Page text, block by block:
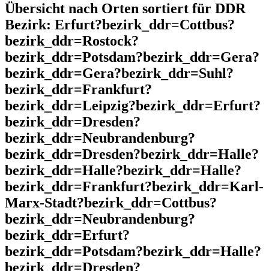
Übersicht nach Orten sortiert für DDR
Bezirk: Erfurt?bezirk_ddr=Cottbus?
bezirk_ddr=Rostock?
bezirk_ddr=Potsdam?bezirk_ddr=Gera?
bezirk_ddr=Gera?bezirk_ddr=Suhl?
bezirk_ddr=Frankfurt?
bezirk_ddr=Leipzig?bezirk_ddr=Erfurt?
bezirk_ddr=Dresden?
bezirk_ddr=Neubrandenburg?
bezirk_ddr=Dresden?bezirk_ddr=Halle?
bezirk_ddr=Halle?bezirk_ddr=Halle?
bezirk_ddr=Frankfurt?bezirk_ddr=Karl-
Marx-Stadt?bezirk_ddr=Cottbus?
bezirk_ddr=Neubrandenburg?
bezirk_ddr=Erfurt?
bezirk_ddr=Potsdam?bezirk_ddr=Halle?
bezirk_ddr=Dresden?